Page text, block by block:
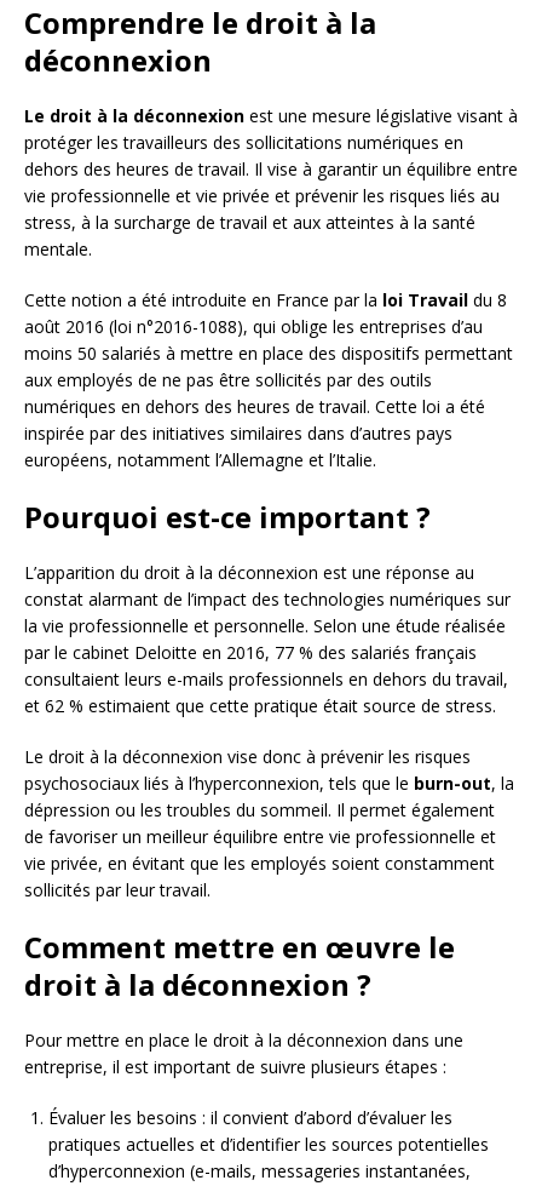
Comprendre le droit à la
déconnexion
Le droit à la déconnexion est une mesure législative visant à
protéger les travailleurs des sollicitations numériques en
dehors des heures de travail. Il vise à garantir un équilibre entre
vie professionnelle et vie privée et prévenir les risques liés au
stress, à la surcharge de travail et aux atteintes à la santé
mentale.
Cette notion a été introduite en France par la loi Travail du 8
août 2016 (loi n°2016-1088), qui oblige les entreprises d’au
moins 50 salariés à mettre en place des dispositifs permettant
aux employés de ne pas être sollicités par des outils
numériques en dehors des heures de travail. Cette loi a été
inspirée par des initiatives similaires dans d’autres pays
européens, notamment l’Allemagne et l’Italie.
Pourquoi est-ce important ?
L’apparition du droit à la déconnexion est une réponse au
constat alarmant de l’impact des technologies numériques sur
la vie professionnelle et personnelle. Selon une étude réalisée
par le cabinet Deloitte en 2016, 77 % des salariés français
consultaient leurs e-mails professionnels en dehors du travail,
et 62 % estimaient que cette pratique était source de stress.
Le droit à la déconnexion vise donc à prévenir les risques
psychosociaux liés à l’hyperconnexion, tels que le burn-out, la
dépression ou les troubles du sommeil. Il permet également
de favoriser un meilleur équilibre entre vie professionnelle et
vie privée, en évitant que les employés soient constamment
sollicités par leur travail.
Comment mettre en œuvre le
droit à la déconnexion ?
Pour mettre en place le droit à la déconnexion dans une
entreprise, il est important de suivre plusieurs étapes :
Évaluer les besoins : il convient d’abord d’évaluer les
pratiques actuelles et d’identifier les sources potentielles
d’hyperconnexion (e-mails, messageries instantanées,